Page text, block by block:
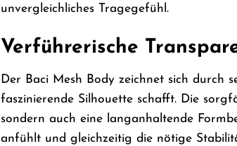
unvergleichliches Tragegefühl.
Verführerische
Der Baci Mesh Body zeichnet sich durch
faszinierende Silhouette schafft. Die
sondern auch eine langanhaltende
anfühlt und gleichzeitig die nötige